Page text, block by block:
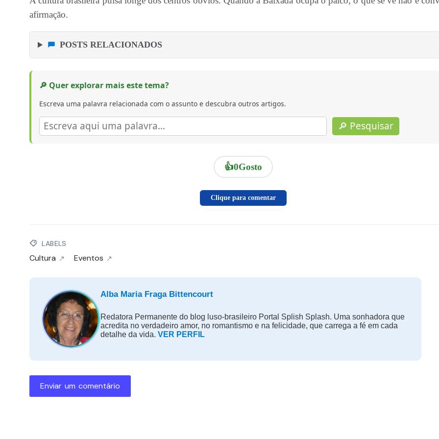
afirmação.
POSTS RELACIONADOS
🔎 Quer explorar mais este tema?
Escreva uma palavra relacionada com o assunto e descubra outros artigos.
🔎 Pesquisar
👍0Gosto
Clique para comentar
LABELS
Cultura Eventos
Alba Maria Fraga Bittencourt
Redatora Permanente do blog luso-brasileiro Portal Splish Splash. Uma sonhadora que
acredita no verdadeiro amor, no romantismo e na felicidade, que carrega a fé em cada
detalhe da vida. VER PERFIL
Enviar um comentário